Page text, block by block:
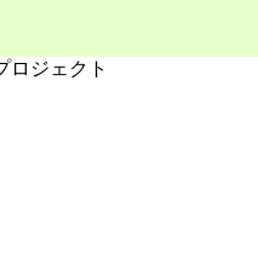
ロジェクト